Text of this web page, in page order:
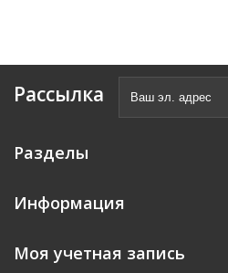
Рассылка
Разделы
Информация
Моя учетная запись